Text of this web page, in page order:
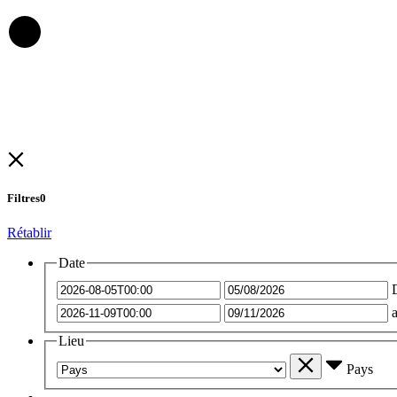
Filtres0
Rétablir
Date
Lieu
Pays